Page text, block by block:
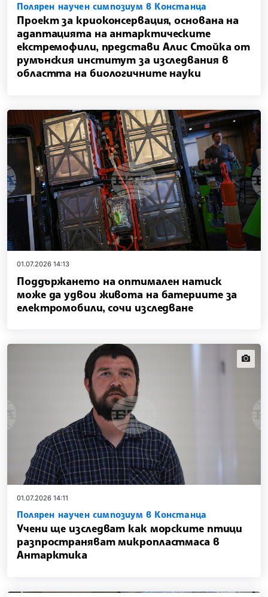
Полярен научен симпозиум в Констанца
Проект за криоконсервация, основана на
адаптацията на антарктическите
екстремофили, представи Алис Стойка от
румънския институт за изследвания в
областта на биологичните науки
01.07.2026 14:13
Поддържането на оптимален натиск
може да удвои живота на батериите за
електромобили, сочи изследване
01.07.2026 14:11
Полярен научен симпозиум в Констанца
Учени ще изследват как морските птици
разпространяват микропластмаса в
Антарктика